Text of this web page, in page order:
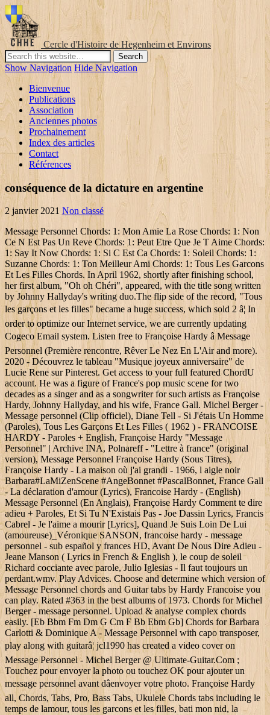
Cercle d'Histoire de Hegenheim et Environs
Show Navigation Hide Navigation
Bienvenue
Publications
Association
Anciennes photos
Prochainement
Index des articles
Contact
Références
conséquence de la dictature en argentine
2 janvier 2021 Non classé
Message Personnel Chords: 1: Mon Amie La Rose Chords: 1: Non
Ce N Est Pas Un Reve Chords: 1: Peut Etre Que Je T Aime Chords:
1: Say It Now Chords: 1: Si C Est Ca Chords: 1: Soleil Chords: 1:
Suzanne Chords: 1: Ton Meilleur Ami Chords: 1: Tous Les Garcons
Et Les Filles Chords. In April 1962, shortly after finishing school,
her first album, "Oh oh Chéri", appeared, with the title song written
by Johnny Hallyday's writing duo.The flip side of the record, "Tous
les garçons et les filles" became a huge success, which sold 2 â¦ In
order to optimize our Internet service, we are currently updating
Cogeco Email system. Listen free to Françoise Hardy â Message
Personnel (Première rencontre, Rêver Le Nez En L'Air and more).
2020 - Découvrez le tableau "Musique joyeux anniversaire" de
Lucie Rene sur Pinterest. Get access to your full featured ChordU
account. He was a figure of France's pop music scene for two
decades as a singer and as a songwriter for such artists as Françoise
Hardy, Johnny Hallyday, and his wife, France Gall. Michel Berger -
Message personnel (Clip officiel), Diane Tell - Si J'étais Un Homme
(Paroles), Tous Les Garçons Et Les Filles ( 1962 ) - FRANCOISE
HARDY - Paroles + English, Françoise Hardy "Message
Personnel" | Archive INA, Polnareff - "Lettre à france" (original
version), Message Personnel Françoise Hardy (Sous Titres),
Françoise Hardy - La maison où j'ai grandi - 1966, l aigle noir
Barbara#LaMiZenScene #AngeBonnet #PascalBonnet, France Gall
- La déclaration d'amour (Lyrics), Francoise Hardy - (English)
Message Personnel (En Anglais), Françoise Hardy Comment te dire
adieu + Paroles, Et Si Tu N'Existais Pas - Joe Dassin Lyrics, Francis
Cabrel - Je l'aime a mourir [Lyrics], Quand Je Suis Loin De Lui
(amoureuse)_Véronique SANSON, francoise hardy - message
personnel - sub español y frances HD, Avant De Nous Dire Adieu -
Jeane Manson ( Lyrics in French & English ), le coup de soleil
Richard cocciante avec parole, Julio Iglesias - Il faut toujours un
perdant.wmv. Play Advices. Choose and determine which version of
Message Personnel chords and Guitar tabs by Hardy Francoise you
can play. Rated #363 in the best albums of 1973. Chords for Michel
Berger - message personnel. Upload & analyse complex chords
easily. [Eb Bbm Fm Dm G Cm F Bb Ebm Gb] Chords for Barbara
Carlotti & Dominique A - Message Personnel with capo transposer,
play along with guitarâ¦ jcl1990 has created a video cover on
Message Personnel - Michel Berger @ Ultimate-Guitar.Com ;
Touchez pour envoyer la photo ou touchez OK pour ajouter un
message personnel avant dâenvoyer votre photo. Françoise Hardy
all, Chords, Tabs, Pro, Bass Tabs, Ukulele Chords tabs including le
temps de lamour, tous les garcons et les filles, bati mon nid, la